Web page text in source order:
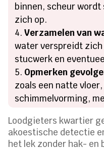
binnen, scheur
zich op.
Verzamelen van
water verspreidt
stucwerk en
Opmerken
zoals een natte
schimmelvorming,
Loodgieters kwartier
akoestische detectie
het lek zonder hak- en